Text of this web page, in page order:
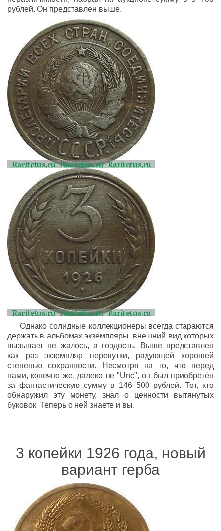
рублей. Он представлен выше.
Однако солидные коллекционеры всегда стараются
держать в альбомах экземпляры, внешний вид которых
вызывает не жалось, а гордость. Выше представлен
как раз экземпляр перепутки, радующей хорошей
степенью сохранности. Несмотря на то, что перед
нами, конечно же, далеко не "Unc", он был приобретён
за фантастическую сумму в 146 500 рублей. Тот, кто
обнаружил эту монету, знал о ценности вытянутых
буковок. Теперь о ней знаете и вы.
3 копейки 1926 года, новый
вариант герба